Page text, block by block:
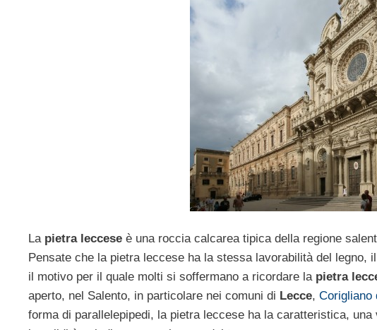
La pietra leccese è una roccia calcarea tipica della regione
Pensate che la pietra leccese ha la stessa lavorabilità del
il motivo per il quale molti si soffermano a ricordare la pietra
aperto, nel Salento, in particolare nei comuni di Lecce, Corigliano
forma di parallelepipedi, la pietra leccese ha la caratteristica,